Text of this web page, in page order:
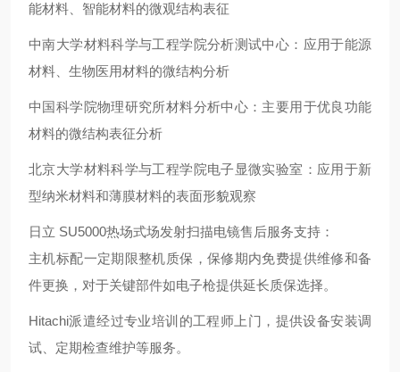
能材料、智能材料的微观结构表征
中南大学材料科学与工程学院分析测试中心：应用于能源
材料、生物医用材料的微结构分析
中国科学院物理研究所材料分析中心：主要用于优良功能
材料的微结构表征分析
北京大学材料科学与工程学院电子显微实验室：应用于新
型纳米材料和薄膜材料的表面形貌观察
日立 SU5000热场式场发射扫描电镜售后服务支持：
主机标配一定期限整机质保，保修期内免费提供维修和备
件更换，对于关键部件如电子枪提供延长质保选择。
Hitachi派遣经过专业培训的工程师上门，提供设备安装调
试、定期检查维护等服务。